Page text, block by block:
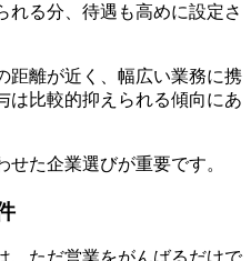
れる分、待遇も高めに設定さ
距離が近く、幅広い業務に携
は比較的抑えられる傾向にあ
た企業選びが重要です。